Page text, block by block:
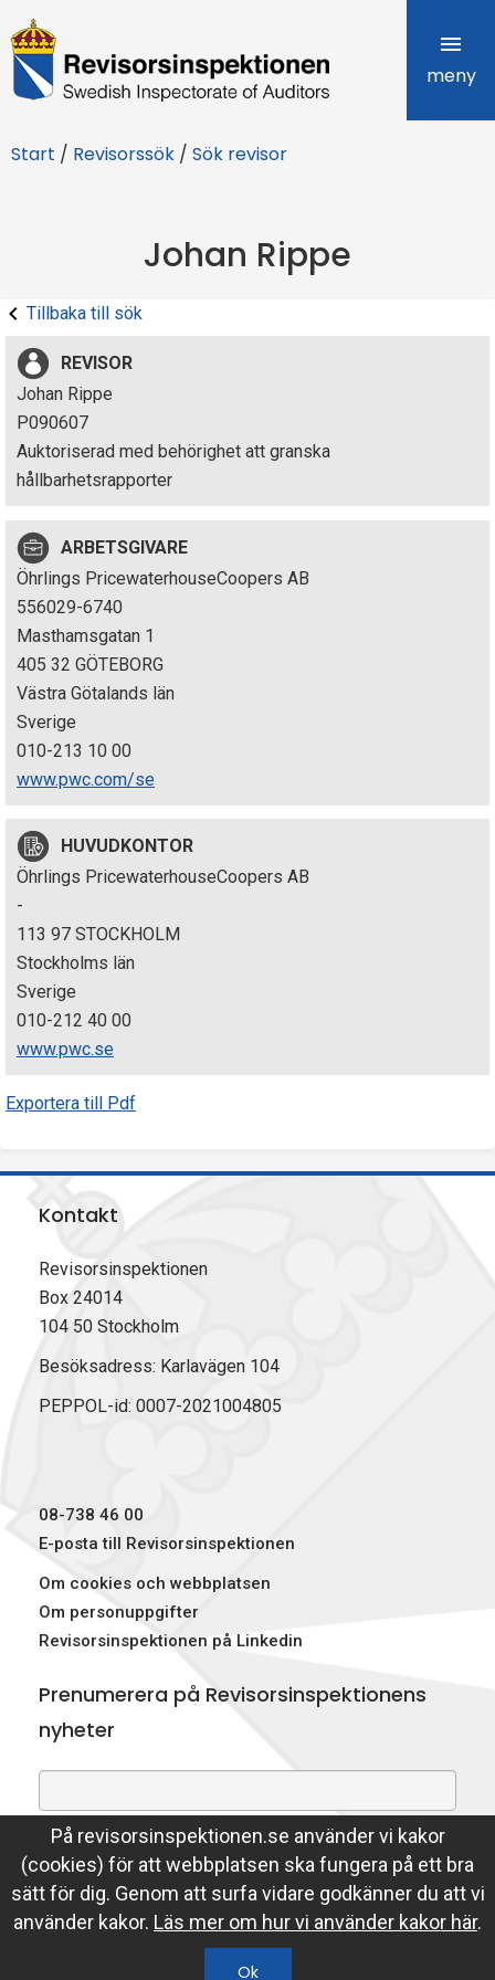
R
e
i
r
s
i
n
s
p
e
k
t
i
o
n
e
n
meny
Start / Revisorssök / Sök revisor
Johan Rippe
Tillbaka till sök
REVISOR
Johan Rippe
P090607
Auktoriserad med behörighet att granska
hållbarhetsrapporter
ARBETSGIVARE
Öhrlings PricewaterhouseCoopers AB
556029-6740
Masthamsgatan 1
405 32 GÖTEBORG
Västra Götalands län
Sverige
010-213 10 00
www.pwc.com/se
HUVUDKONTOR
Öhrlings PricewaterhouseCoopers AB
-
113 97 STOCKHOLM
Stockholms län
Sverige
010-212 40 00
www.pwc.se
Exportera till Pdf
På revisorsinspektionen.se använder vi kakor
(cookies) för att webbplatsen ska fungera på ett bra
sätt för dig. Genom att surfa vidare godkänner du att vi
använder kakor. Läs mer om hur vi använder kakor här.
Kontakt
Revisorsinspektionen
Box 24014
104 50 Stockholm
Besöksadress: Karlavägen 104
PEPPOL-id: 0007-2021004805
08-738 46 00
E-posta till Revisorsinspektionen
Om cookies och webbplatsen
Om personuppgifter
Revisorsinspektionen på Linkedin
Prenumerera på Revisorsinspektionens
nyheter
Genom att prenumerera på nyheter godkänner du att
Revisorsinspektionen lagrar din e-postadress.
Läs mer